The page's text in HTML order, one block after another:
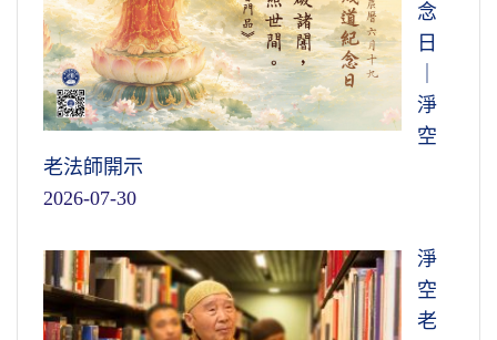
念
日
淨
空
老法師開示
2026-07-30
淨
空
老